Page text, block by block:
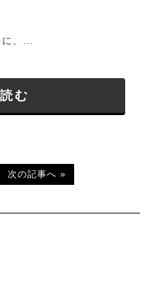
、...
む
次の記事へ »